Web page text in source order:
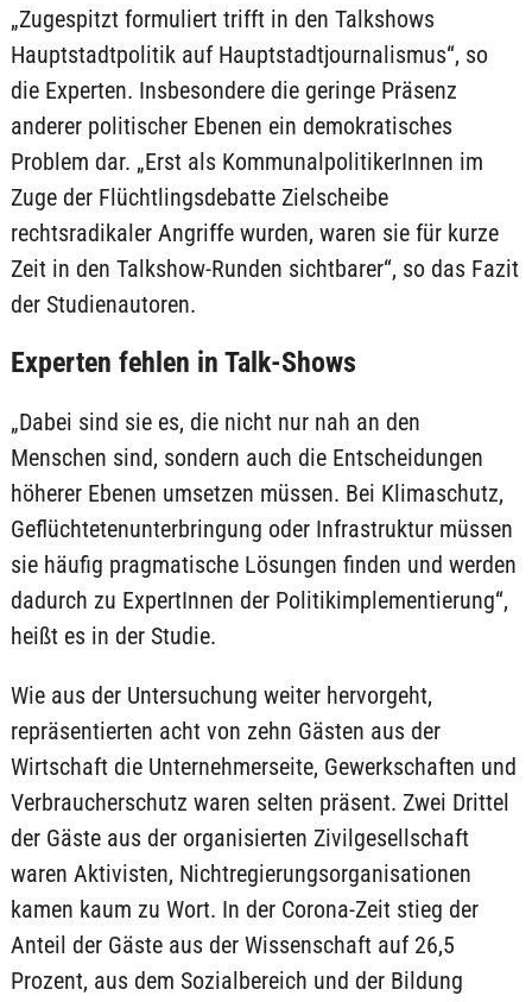
„Zugespitzt formuliert trifft in den Talkshows
Hauptstadtpolitik auf Hauptstadtjournalismus“, so
die Experten. Insbesondere die geringe Präsenz
anderer politischer Ebenen ein demokratisches
Problem dar. „Erst als KommunalpolitikerInnen im
Zuge der Flüchtlingsdebatte Zielscheibe
rechtsradikaler Angriffe wurden, waren sie für kurze
Zeit in den Talkshow-Runden sichtbarer“, so das Fazit
der Studienautoren.
Experten fehlen in Talk-Shows
„Dabei sind sie es, die nicht nur nah an den
Menschen sind, sondern auch die Entscheidungen
höherer Ebenen umsetzen müssen. Bei Klimaschutz,
Geflüchtetenunterbringung oder Infrastruktur müssen
sie häufig pragmatische Lösungen finden und werden
dadurch zu ExpertInnen der Politikimplementierung“,
heißt es in der Studie.
Wie aus der Untersuchung weiter hervorgeht,
repräsentierten acht von zehn Gästen aus der
Wirtschaft die Unternehmerseite, Gewerkschaften und
Verbraucherschutz waren selten präsent. Zwei Drittel
der Gäste aus der organisierten Zivilgesellschaft
waren Aktivisten, Nichtregierungsorganisationen
kamen kaum zu Wort. In der Corona-Zeit stieg der
Anteil der Gäste aus der Wissenschaft auf 26,5
Prozent, aus dem Sozialbereich und der Bildung